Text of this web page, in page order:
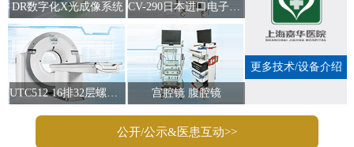
DR数字化X光成像系统 CV-290日本进口电子肠胃镜
宫腔镜 腹腔镜
更多技术/设备介绍
公开/公示&医患互动>>